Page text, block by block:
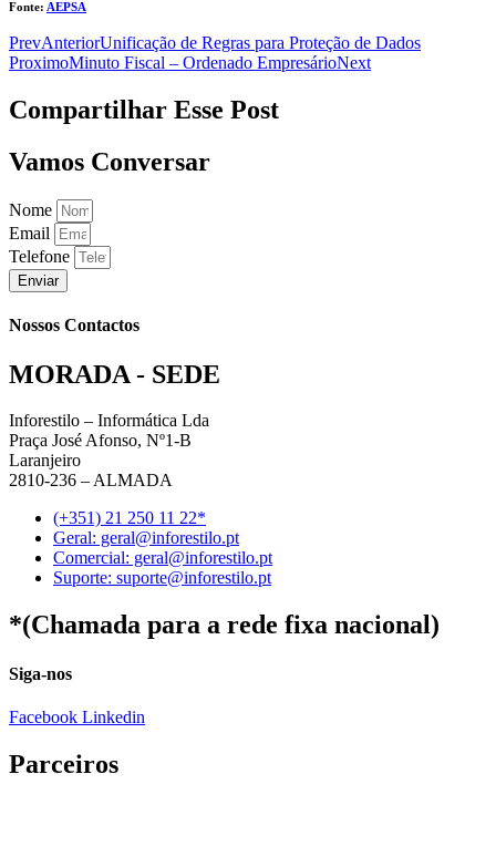
Fonte: AEPSA
PrevAnteriorUnificação de Regras para Proteção de Dados
ProximoMinuto Fiscal – Ordenado EmpresárioNext
Compartilhar Esse Post
Vamos Conversar
Nome
Email
Telefone
Enviar
Nossos Contactos
MORADA - SEDE
Inforestilo – Informática Lda
Praça José Afonso, Nº1-B
Laranjeiro
2810-236 – ALMADA
(+351) 21 250 11 22*
Geral: geral@inforestilo.pt
Comercial: geral@inforestilo.pt
Suporte: suporte@inforestilo.pt
*(Chamada para a rede fixa nacional)
Siga-nos
Facebook Linkedin
Parceiros